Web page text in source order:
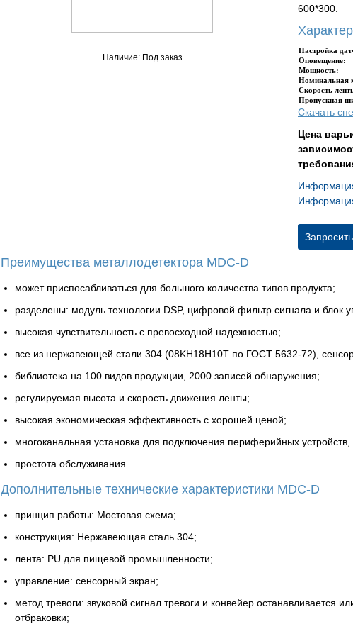
Наличие: Под заказ
600*300.
Настройка
Оповещение:
Мощность:
Номинальная
Скорость
Пропускная
Скачать
Цена
Преимущества металлодетектора MDC-D
может приспосабливаться для большого количества типов продукта;
разделены: модуль технологии DSP, цифровой фильтр сигнала и блок
высокая чувствительность с превосходной надежностью;
все из нержавеющей стали 304 (08KH18H10Т по ГОСТ 5632-72),
библиотека на 100 видов продукции, 2000 записей обнаружения;
регулируемая высота и скорость движения ленты;
высокая экономическая эффективность с хорошей ценой;
многоканальная установка для подключения периферийных
простота обслуживания.
Дополнительные технические характеристики MDC-D
принцип работы: Мостовая схема;
конструкция: Нержавеющая сталь 304;
лента: PU для пищевой промышленности;
управление: сенсорный экран;
метод тревоги: звуковой сигнал тревоги и конвейер останавливается
отбраковки;